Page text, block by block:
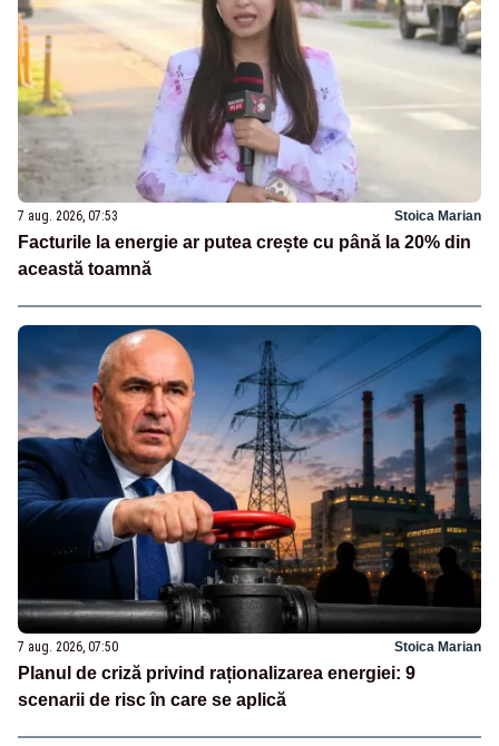
7 aug. 2026, 07:53 Stoica Marian
Facturile la energie ar putea crește cu până la 20% din
această toamnă
7 aug. 2026, 07:50 Stoica Marian
Planul de criză privind raționalizarea energiei: 9
scenarii de risc în care se aplică